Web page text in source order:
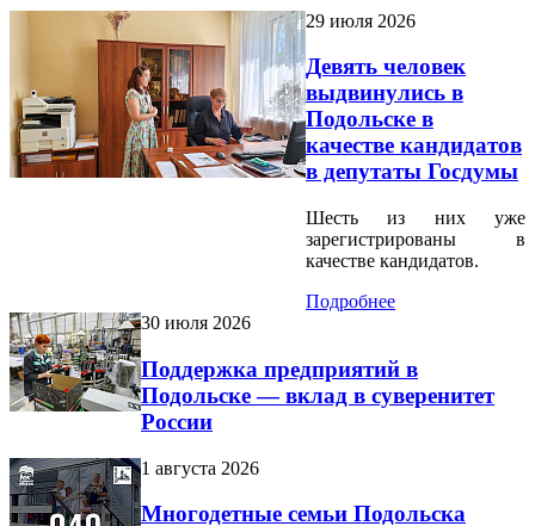
29 июля 2026
Девять человек
выдвинулись в
Подольске в
качестве кандидатов
в депутаты Госдумы
Шесть из них уже
зарегистрированы в
качестве кандидатов.
Подробнее
30 июля 2026
Поддержка предприятий в
Подольске — вклад в суверенитет
России
1 августа 2026
Многодетные семьи Подольска